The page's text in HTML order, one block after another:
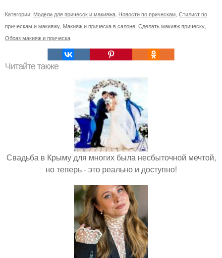
Категории: Модели для причесок и макияжа Новости по прическам Стилист по
прическам и макияжу Макияж и прическа в салоне Сделать макияж прическу
Образ макияж и прическа
Читайте также
Свадьба в Крыму для многих была несбыточной мечтой,
но теперь - это реально и доступно!